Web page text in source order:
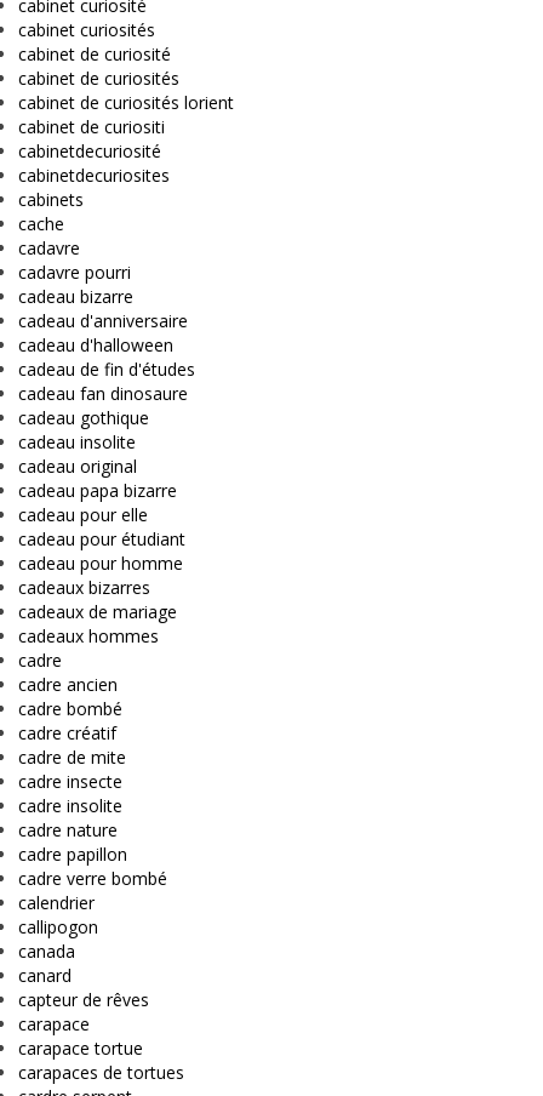
cabinet curiosité
cabinet curiosités
cabinet de curiosité
cabinet de curiosités
cabinet de curiosités lorient
cabinet de curiositi
cabinetdecuriosité
cabinetdecuriosites
cabinets
cache
cadavre
cadavre pourri
cadeau bizarre
cadeau d'anniversaire
cadeau d'halloween
cadeau de fin d'études
cadeau fan dinosaure
cadeau gothique
cadeau insolite
cadeau original
cadeau papa bizarre
cadeau pour elle
cadeau pour étudiant
cadeau pour homme
cadeaux bizarres
cadeaux de mariage
cadeaux hommes
cadre
cadre ancien
cadre bombé
cadre créatif
cadre de mite
cadre insecte
cadre insolite
cadre nature
cadre papillon
cadre verre bombé
calendrier
callipogon
canada
canard
capteur de rêves
carapace
carapace tortue
carapaces de tortues